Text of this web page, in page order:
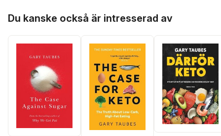
Du kanske också är intresserad av